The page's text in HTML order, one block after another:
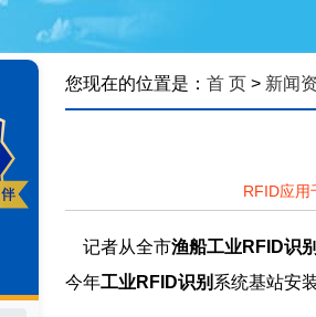
您现在的位置是： 首 页 > 新闻
RFID应用
记者从全市渔船工业RFID识别
今年工业RFID识别 系统基站安